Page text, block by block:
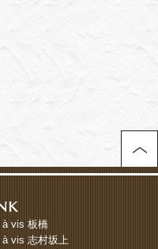
à vis 板橋
vis 志村坂上